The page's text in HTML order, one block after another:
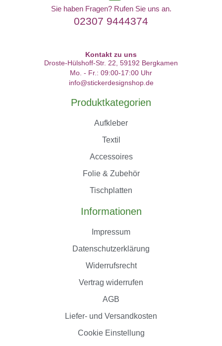
Sie haben Fragen? Rufen Sie uns an.
02307 9444374
Kontakt zu uns
Droste-Hülshoff-Str. 22, 59192 Bergkamen
Mo. - Fr.: 09:00-17:00 Uhr
info@stickerdesignshop.de
Produktkategorien
Aufkleber
Textil
Accessoires
Folie & Zubehör
Tischplatten
Informationen
Impressum
Datenschutzerklärung
Widerrufsrecht
Vertrag widerrufen
AGB
Liefer- und Versandkosten
Cookie Einstellung